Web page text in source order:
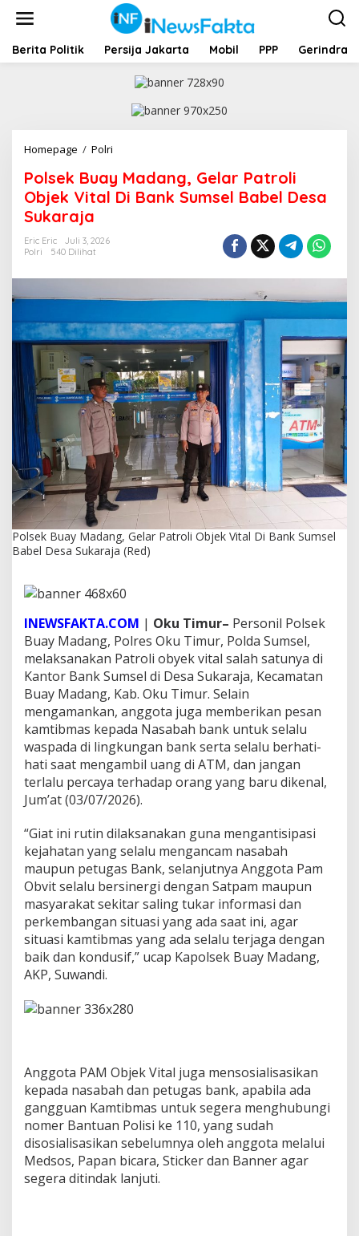
t
Berita Politik Persija Jakarta Mobil PPP Gerindra
Homepage / Polri
l
s
e
y
d
a
g
,
G
e
l
a
r
P
a
t
r
l
i
j
k
V
a
l
D
i
B
a
n
k
S
m
s
e
l
B
a
e
l
D
S
r
a
a
Polsek Buay Madang, Gelar Patroli
Objek Vital Di Bank Sumsel Babel Desa
Sukaraja
Eric Eric
Juli 3, 2026
Polri
540 Dilihat
Polsek Buay Madang, Gelar Patroli Objek Vital Di Bank Sumsel
Babel Desa Sukaraja (Red)
INEWSFAKTA.COM | Oku Timur– Personil Polsek
Buay Madang, Polres Oku Timur, Polda Sumsel,
melaksanakan Patroli obyek vital salah satunya di
Kantor Bank Sumsel di Desa Sukaraja, Kecamatan
Buay Madang, Kab. Oku Timur. Selain
mengamankan, anggota juga memberikan pesan
kamtibmas kepada Nasabah bank untuk selalu
waspada di lingkungan bank serta selalu berhati-
hati saat mengambil uang di ATM, dan jangan
terlalu percaya terhadap orang yang baru dikenal,
Jum’at (03/07/2026).
“Giat ini rutin dilaksanakan guna mengantisipasi
kejahatan yang selalu mengancam nasabah
maupun petugas Bank, selanjutnya Anggota Pam
Obvit selalu bersinergi dengan Satpam maupun
masyarakat sekitar saling tukar informasi dan
perkembangan situasi yang ada saat ini, agar
situasi kamtibmas yang ada selalu terjaga dengan
baik dan kondusif,” ucap Kapolsek Buay Madang,
AKP, Suwandi.
Anggota PAM Objek Vital juga mensosialisasikan
kepada nasabah dan petugas bank, apabila ada
gangguan Kamtibmas untuk segera menghubungi
nomer Bantuan Polisi ke 110, yang sudah
disosialisasikan sebelumnya oleh anggota melalui
Medsos, Papan bicara, Sticker dan Banner agar
segera ditindak lanjuti.